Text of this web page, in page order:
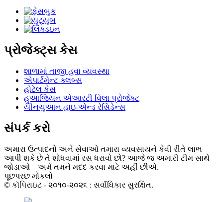
પ્રોજેક્ટ્સ કેસ
શાળામાં તાજી હવા વ્યવસ્થા
એપાર્ટમેન્ટ ક્લબ્સ
હોટેલ કેસ
હુઆજિયન એઆરટી વિલા પ્રોજેક્ટ
યીનચુઆન હાઇ-એન્ડ રેસિડેન્સ
સંપર્ક કરો
અમારા ઉત્પાદનો અને સેવાઓ તમારા વ્યવસાયને કેવી રીતે લાભ
આપી શકે છે તે શોધવામાં રસ ધરાવો છો? આજે જ અમારી ટીમ સાથે
જોડાઓ—અમે તમને મદદ કરવા માટે અહીં છીએ.
પૂછપરછ મોકલો
© કૉપિરાઇટ - ૨૦૧૦-૨૦૨૬ : સર્વાધિકાર સુરક્ષિત.